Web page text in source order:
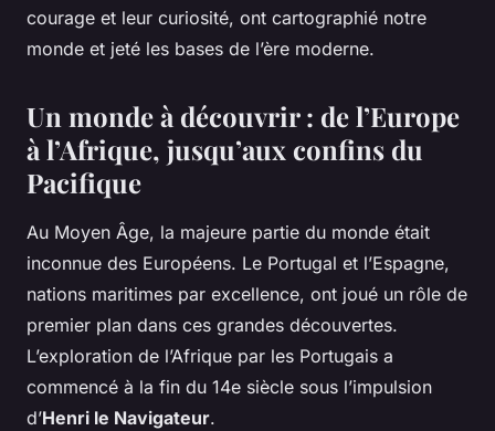
courage et leur curiosité, ont cartographié notre
monde et jeté les bases de l’ère moderne.
Un monde à découvrir : de l’Europe
à l’Afrique, jusqu’aux confins du
Pacifique
Au Moyen Âge, la majeure partie du monde était
inconnue des Européens. Le Portugal et l’Espagne,
nations maritimes par excellence, ont joué un rôle de
premier plan dans ces grandes découvertes.
L’exploration de l’Afrique par les Portugais a
commencé à la fin du 14e siècle sous l’impulsion
d’Henri le Navigateur.